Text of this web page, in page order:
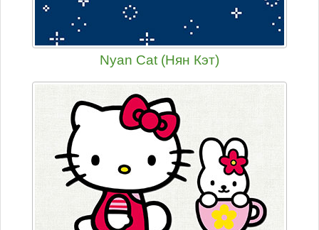
Nyan Cat (Нян Кэт)